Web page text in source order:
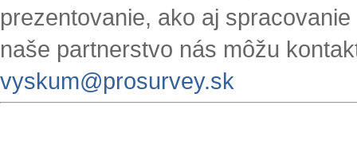
prezentovanie, ako aj
naše partnerstvo nás môžu
vyskum@prosurvey.sk